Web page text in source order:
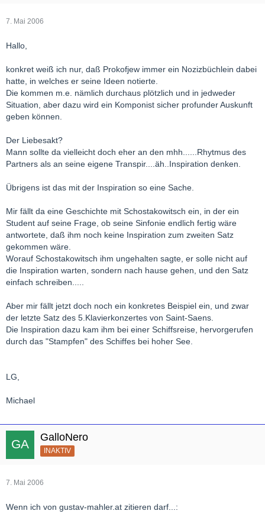
7. Mai 2006
Hallo,
konkret weiß ich nur, daß Prokofjew immer ein Nozizbüchlein dabei
hatte, in welches er seine Ideen notierte.
Die kommen m.e. nämlich durchaus plötzlich und in jedweder
Situation, aber dazu wird ein Komponist sicher profunder Auskunft
geben können.
Der Liebesakt?
Mann sollte da vielleicht doch eher an den mhh......Rhytmus des
Partners als an seine eigene Transpir....äh..Inspiration denken.
Übrigens ist das mit der Inspiration so eine Sache.
Mir fällt da eine Geschichte mit Schostakowitsch ein, in der ein
Student auf seine Frage, ob seine Sinfonie endlich fertig wäre
antwortete, daß ihm noch keine Inspiration zum zweiten Satz
gekommen wäre.
Worauf Schostakowitsch ihm ungehalten sagte, er solle nicht auf
die Inspiration warten, sondern nach hause gehen, und den Satz
einfach schreiben.....
Aber mir fällt jetzt doch noch ein konkretes Beispiel ein, und zwar
der letzte Satz des 5.Klavierkonzertes von Saint-Saens.
Die Inspiration dazu kam ihm bei einer Schiffsreise, hervorgerufen
durch das "Stampfen" des Schiffes bei hoher See.
LG,
Michael
GalloNero
INAKTIV
7. Mai 2006
Wenn ich von gustav-mahler.at zitieren darf...: